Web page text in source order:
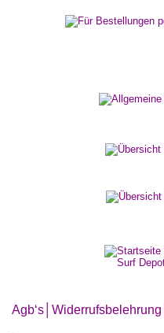
Agb‘s Widerrufsbelehrung│